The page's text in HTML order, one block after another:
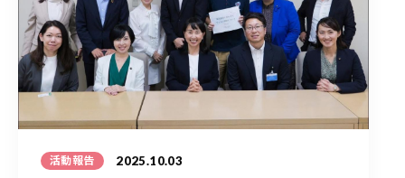
活動報告 2025.10.03